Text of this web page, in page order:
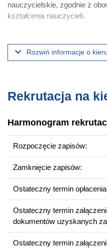
nauczycielskie, zgodnie z
kształcenia nauczycieli.
Program kierunku Pedagogika
systemiesylabus.amu.edu.pl
Student, realizując praktyki w
odpowiednich dokumentów
Warunkiem odbycia
zawodowych jest spełnienie
określonych w ustawie z dnia
przeciwdziałaniu
seksualnym i ochronie
Seksualnym oraz
Karnego w zakresie
ciągu ostatnich 20 lat w
Rozwiń informacje o
Rekrutacja na
Harmonogram
Rozpoczęcie zapisów:
Zamknięcie zapisów:
Ostateczny termin
Ostateczny termin
dokumentów uzyskanych
Ostateczny termin